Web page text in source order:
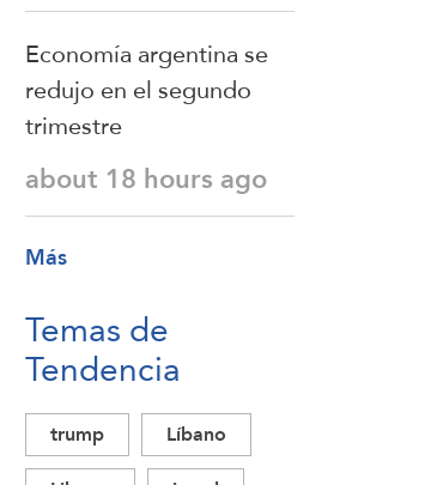
Economía argentina se
redujo en el segundo
trimestre
about 18 hours ago
Más
Temas de
Tendencia
trump
Líbano